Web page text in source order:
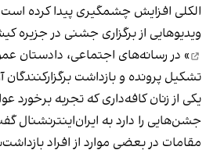
الکلی افزایش چشمگیری پیدا کرده
ویدیوهایی از برگزاری جشنی در جزیره
» در رسانه‌های اجتماعی، دادستان
تشکیل پرونده و بازداشت برگزارکنندگان
یکی از زنان کافه‌داری که تجربه برخورد
جشن‌هایی را دارد به ایران‌اینترنشنال
مقامات در بعضی موارد از افراد